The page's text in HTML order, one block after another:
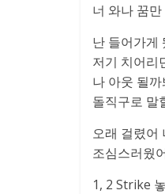
너 와나 꿈
난 들어가게
저기 치어리
나 아웃 될
돌직구로 말
오래 걸렸어
조심스러웠
1, 2 Strike